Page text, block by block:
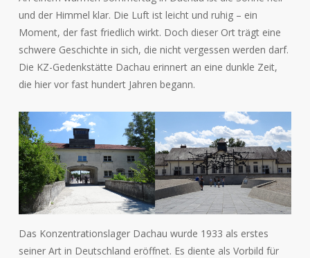
und der Himmel klar. Die Luft ist leicht und ruhig – ein
Moment, der fast friedlich wirkt. Doch dieser Ort trägt eine
schwere Geschichte in sich, die nicht vergessen werden darf.
Die KZ-Gedenkstätte Dachau erinnert an eine dunkle Zeit,
die hier vor fast hundert Jahren begann.
Das Konzentrationslager Dachau wurde 1933 als erstes
seiner Art in Deutschland eröffnet. Es diente als Vorbild für